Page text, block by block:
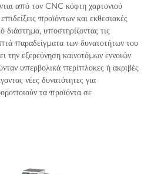
από τον CNC κόφτη χαρτονιού
προϊόντων και εκθεσιακές
διάστημα, υποστηρίζοντας τις
παραδείγματα των δυνατοτήτων του
την εξερεύνηση καινοτόμων εννοιών
υπερβολικά περίπλοκες ή ακριβές
νέες δυνατότητες για
τα προϊόντα σε